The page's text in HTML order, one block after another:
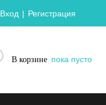
Вход Регистрация
В корзине пока пусто